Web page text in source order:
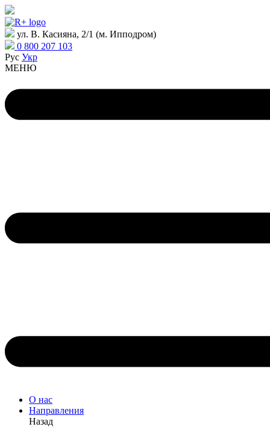
ул. В. Касияна, 2/1 (м. Ипподром)
0 800 207 103
Рус Укр
МЕНЮ
О нас
Направления
Назад